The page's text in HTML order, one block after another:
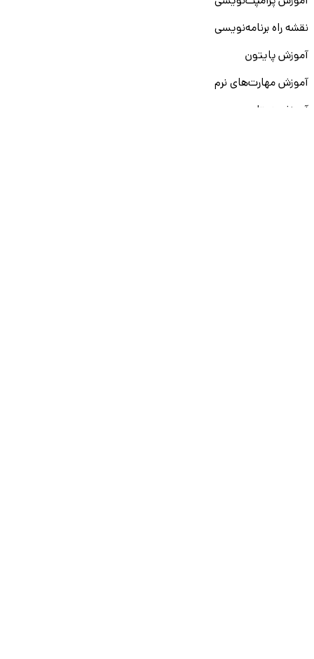
نقشه راه برنامه‌نویسی
آموزش پایتون
آموزش مهارت‌های نرم
آموزش دیتا بیس